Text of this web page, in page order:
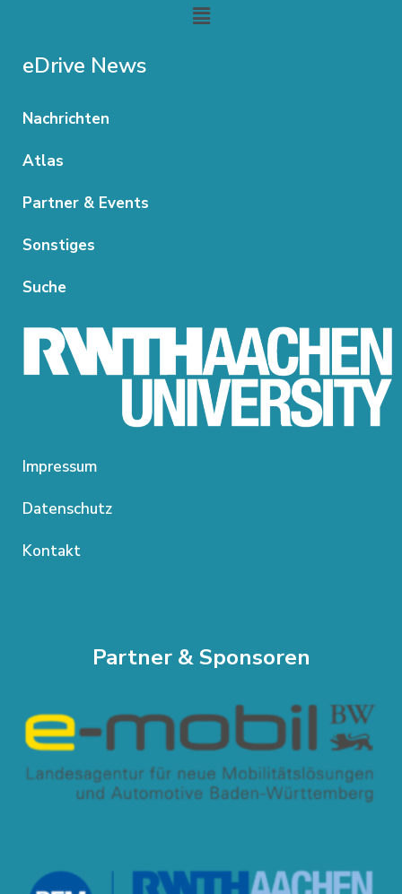
Menu
eDrive News
Nachrichten
Atlas
Partner & Events
Sonstiges
Suche
Impressum
Datenschutz
Kontakt
Partner & Sponsoren